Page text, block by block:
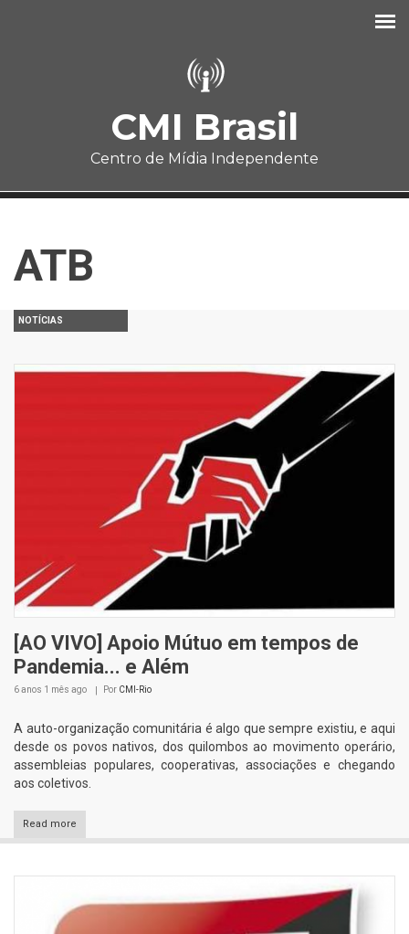
CMI Brasil
Centro de Mídia Independente
ATB
NOTÍCIAS
[AO VIVO] Apoio Mútuo em tempos de
Pandemia... e Além
6 anos 1 mês ago Por CMI-Rio
A auto-organização comunitária é algo que sempre existiu, e aqui
desde os povos nativos, dos quilombos ao movimento operário,
assembleias populares, cooperativas, associações e chegando
aos coletivos.
Read more